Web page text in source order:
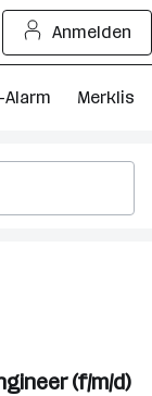
Anmelden
Merkliste
(f/m/d)